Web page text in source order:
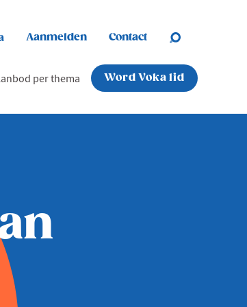
Aanmelden Contact
per thema Word Voka lid